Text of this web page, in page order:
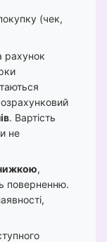
(чек,
рахунок
. Вартість
не
,
поверненню.